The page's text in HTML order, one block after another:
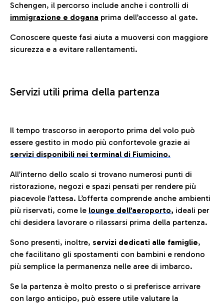
Schengen, il percorso include anche i controlli di
immigrazione e dogana prima dell’accesso al gate.
Conoscere queste fasi aiuta a muoversi con maggiore
sicurezza e a evitare rallentamenti.
Servizi utili prima della partenza
Il tempo trascorso in aeroporto prima del volo può
essere gestito in modo più confortevole grazie ai
servizi disponibili nei terminal di Fiumicino.
All’interno dello scalo si trovano numerosi punti di
ristorazione, negozi e spazi pensati per rendere più
piacevole l’attesa. L’offerta comprende anche ambienti
più riservati, come le lounge dell’aeroporto, ideali per
chi desidera lavorare o rilassarsi prima della partenza.
Sono presenti, inoltre, servizi dedicati alle famiglie,
che facilitano gli spostamenti con bambini e rendono
più semplice la permanenza nelle aree di imbarco.
Se la partenza è molto presto o si preferisce arrivare
con largo anticipo, può essere utile valutare la